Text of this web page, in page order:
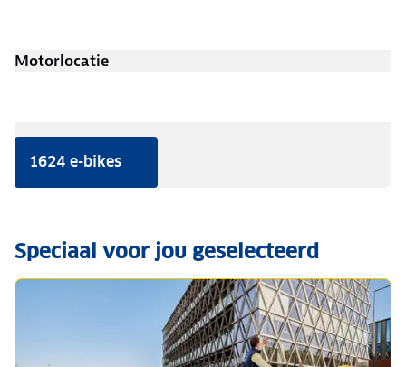
Motorlocatie
1624 e-bikes
Speciaal voor jou geselecteerd